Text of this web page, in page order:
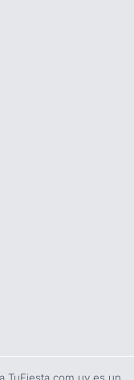
TuFiesta.com.uy es un